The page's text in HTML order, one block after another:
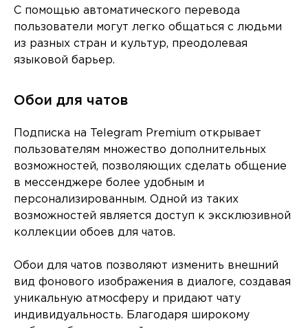
С помощью автоматического перевода
пользователи могут легко общаться с людьми
из разных стран и культур, преодолевая
языковой барьер.
Обои для чатов
Подписка на Telegram Premium открывает
пользователям множество дополнительных
возможностей, позволяющих сделать общение
в мессенджере более удобным и
персонализированным. Одной из таких
возможностей является доступ к эксклюзивной
коллекции обоев для чатов.
Обои для чатов позволяют изменить внешний
вид фонового изображения в диалоге, создавая
уникальную атмосферу и придают чату
индивидуальность. Благодаря широкому